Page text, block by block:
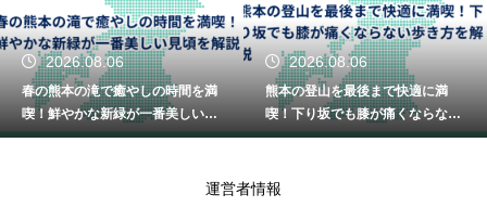
2026.08.06
春の熊本の滝で癒やしの時間を満
喫！鮮やかな新緑が一番美しい見
頃を解説
2026.08.06
熊本の登山を最後まで快適に満
喫！下り坂でも膝が痛くならない
歩き方を解説
運営者情報